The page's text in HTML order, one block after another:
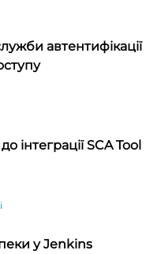
автентифікації
інтеграції SCA Tool
у Jenkins